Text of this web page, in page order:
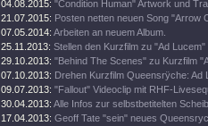
04.08.2015: "Condition Human" Artwork und
21.07.2015: Posten netten neuen Song "Arrow
07.05.2014: Arbeiten an neuem Album.
25.11.2013: Stellen den Kurzfilm zu "Ad Lucem"
29.10.2013: "Behind The Scenes" zu Kurzfilm
07.10.2013: Drehen Kurzfilm Queensrÿche: Ad
09.07.2013: "Fallout" Videoclip mit RHF-
30.04.2013: Alle Infos zur selbstbetitelten
17.04.2013: Geoff Tate "sein" neues